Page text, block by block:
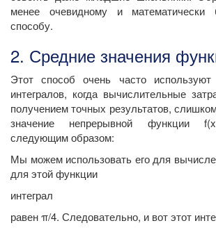
менее очевидному и математически
способу.
2. Средние значения
Этот способ очень часто
интегралов, когда вычислительные
получением точных результатов,
значение непрерывной функции
следующим образом:
Мы можем использовать его для
для этой функции
интеграл
равен π/4. Следовательно, и вот этот